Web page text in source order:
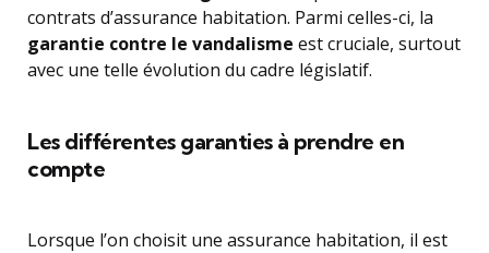
contrats d’assurance habitation. Parmi celles-ci, la
garantie contre le vandalisme est cruciale, surtout
avec une telle évolution du cadre législatif.
Les différentes garanties à prendre en
compte
Lorsque l’on choisit une assurance habitation, il est